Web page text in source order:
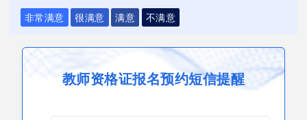
非常满意 很满意 满意 不满意
教师资格证报名预约短信提醒